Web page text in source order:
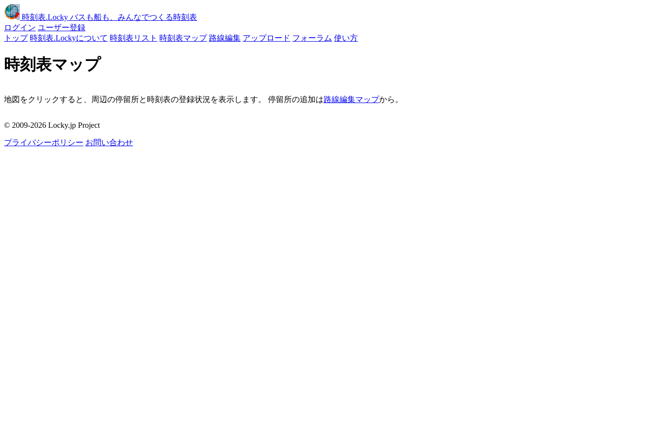
時刻表.Locky バスも船も、みんなでつくる時刻表
ログイン ユーザー登録
トップ 時刻表.Lockyについて 時刻表リスト 時刻表マップ 路線編集 アップロード フォーラム 使い方
時刻表マップ
地図をクリックすると、周辺の停留所と時刻表の登録状況を表示します。 停留所の追加は路線編集マップから。
周辺の停留所
© 2009-2026 Locky.jp Project
プライバシーポリシー お問い合わせ